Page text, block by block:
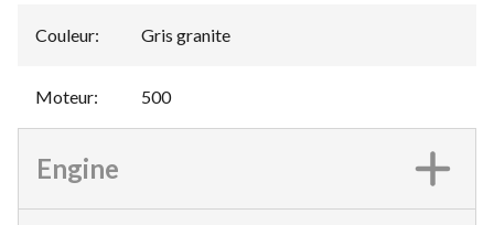
Couleur: Gris granite
Moteur: 500
Engine